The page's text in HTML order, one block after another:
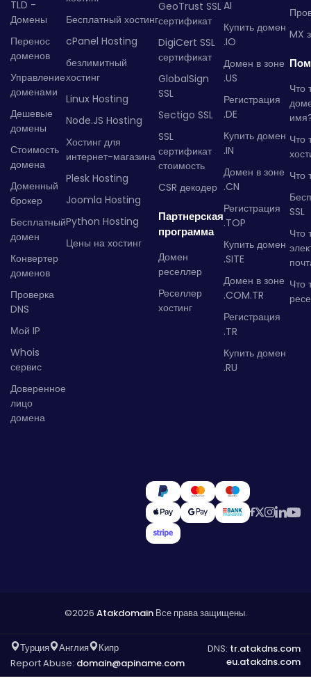
TLD -
Домены
Перенос
доменов
Управление
доменами
Дешевые
домены
Стоимость
домена
Доменный
брокер
Бесплатный
домен
Конвертер
доменов
Проверка
DNS
Мой IP
Whois
сервис
Доверенное
лицо
домена
Бесплатный хостинг
cPanel Hosting
безлимитный
хостинг
Linux Hosting
Node.JS Hosting
Хостинг для
интернет-магазина
Plesk Hosting
Joomla Hosting
Python Hosting
Цены на хостинг
GeoTrust SSL
сертификат
DigiCert SSL
сертификат
GlobalSign
SSL
Sectigo SSL
SSL
сертификат
стоимость
CSR декодер
Партнерская
программа
Домен
реселлер
Реселлер
хостинг
AI
Купить домен
.IO
Домен в зоне
.US
Регистрация
.DE
Купить домен
.IN
Домен в зоне
.CN
Регистрация
.TOP
Купить домен
.SITE
Домен в зоне
.COM.TR
Регистрация
.TR
Купить домен
.RU
MX
Что
Что
Что
SSL
Что
Что
©2026 AtakdomainВсе права защищены.
Турция Англия
Кипр
Report Abuse: domain@apiname.com
DNS: tr.atakdns.com
eu.atakdns.com